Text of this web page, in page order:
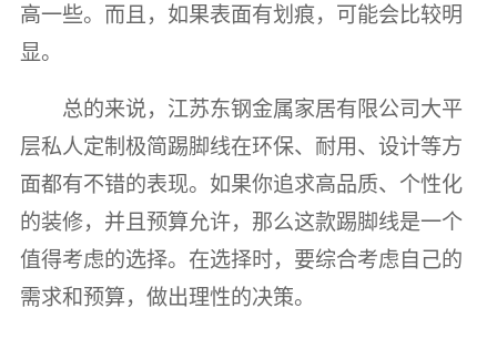
高一些。而且，如果表面有划痕，可能会比较明
显。
总的来说，江苏东钢金属家居有限公司大平
层私人定制极简踢脚线在环保、耐用、设计等方
面都有不错的表现。如果你追求高品质、个性化
的装修，并且预算允许，那么这款踢脚线是一个
值得考虑的选择。在选择时，要综合考虑自己的
需求和预算，做出理性的决策。